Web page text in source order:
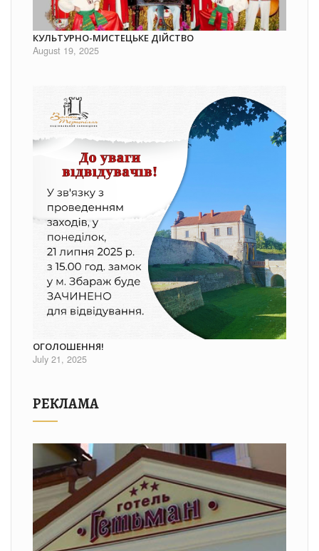
КУЛЬТУРНО-МИСТЕЦЬКЕ ДІЙСТВО
August 19, 2025
ОГОЛОШЕННЯ!
July 21, 2025
РЕКЛАМА